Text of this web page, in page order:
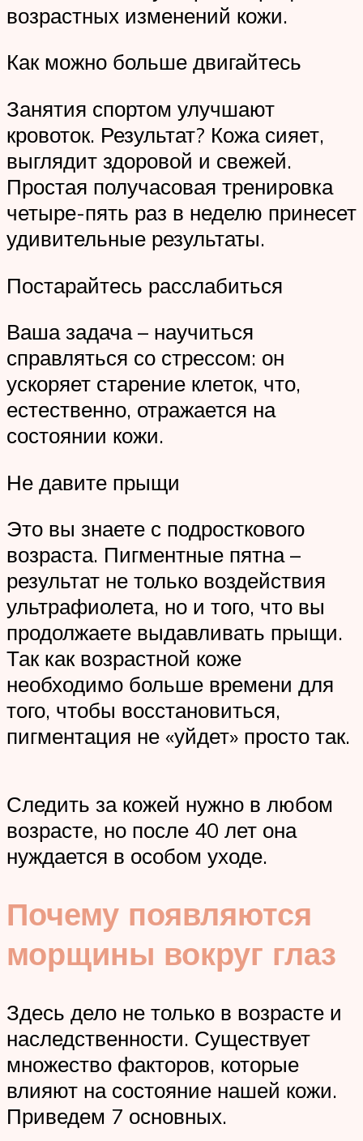
возрастных изменений кожи.
Как можно больше двигайтесь
Занятия спортом улучшают
кровоток. Результат? Кожа сияет,
выглядит здоровой и свежей.
Простая получасовая тренировка
четыре-пять раз в неделю принесет
удивительные результаты.
Постарайтесь расслабиться
Ваша задача – научиться
справляться со стрессом: он
ускоряет старение клеток, что,
естественно, отражается на
состоянии кожи.
Не давите прыщи
Это вы знаете с подросткового
возраста. Пигментные пятна –
результат не только воздействия
ультрафиолета, но и того, что вы
продолжаете выдавливать прыщи.
Так как возрастной коже
необходимо больше времени для
того, чтобы восстановиться,
пигментация не «уйдет» просто так.
Следить за кожей нужно в любом
возрасте, но после 40 лет она
нуждается в особом уходе.
Почему появляются
морщины вокруг глаз
Здесь дело не только в возрасте и
наследственности. Существует
множество факторов, которые
влияют на состояние нашей кожи.
Приведем 7 основных.